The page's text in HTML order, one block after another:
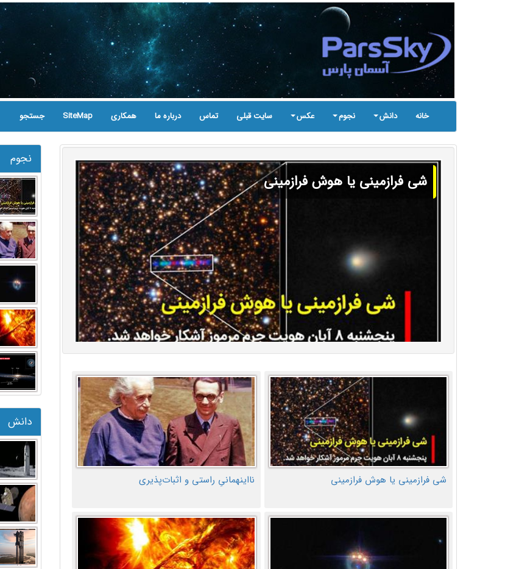
خانه دانش نجوم عکس سایت قبلی تماس درباره ما همکاری SiteMap جستجو
شی فرازمینی یا هوش فرازمینی
شی فرازمینی یا هوش فرازمینی نااینهمانیِ راستی و اثبات‌پذیری
نجوم
دانش